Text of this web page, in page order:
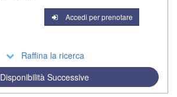
Accedi per prenotare
Raffina la ricerca
Disponibilità Successive